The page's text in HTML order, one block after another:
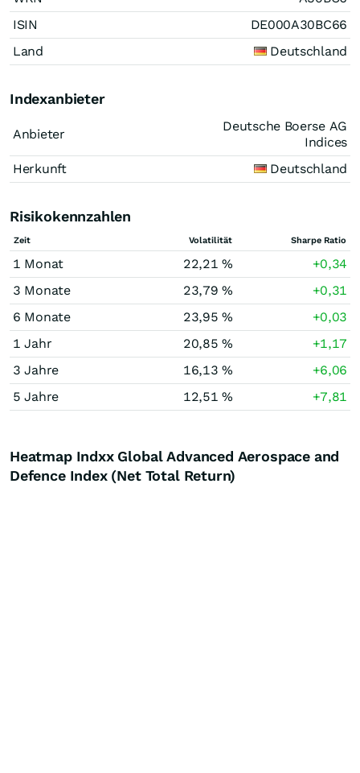
ISIN
DE000A30BC66
Land
Deutschland
Indexanbieter
Anbieter
Deutsche Boerse AG
Indices
Herkunft
Deutschland
Risikokennzahlen
Zeit Volatilität Sharpe Ratio
1 Monat 22,21 %
+0,34
3 Monate
23,79 %
+0,31
6 Monate
23,95 %
+0,03
1 Jahr
20,85 %
+1,17
3 Jahre
16,13 %
+6,06
5 Jahre
12,51 % +7,81
Heatmap Indxx Global Advanced Aerospace and
Defence Index (Net Total Return)